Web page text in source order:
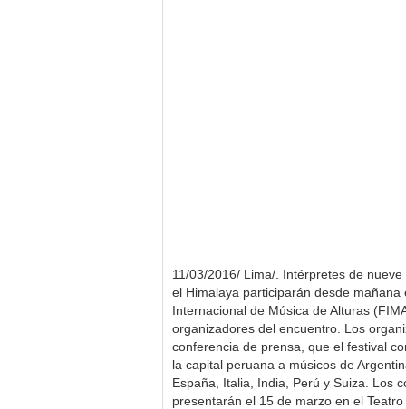
11/03/2016/ Lima/. Intérpretes de
el Himalaya participarán desde
Internacional de Música de Alturas
organizadores del encuentro. Los
conferencia de prensa, que el festival
la capital peruana a músicos de
España, Italia, India, Perú y Suiza. Los
presentarán el 15 de marzo en el